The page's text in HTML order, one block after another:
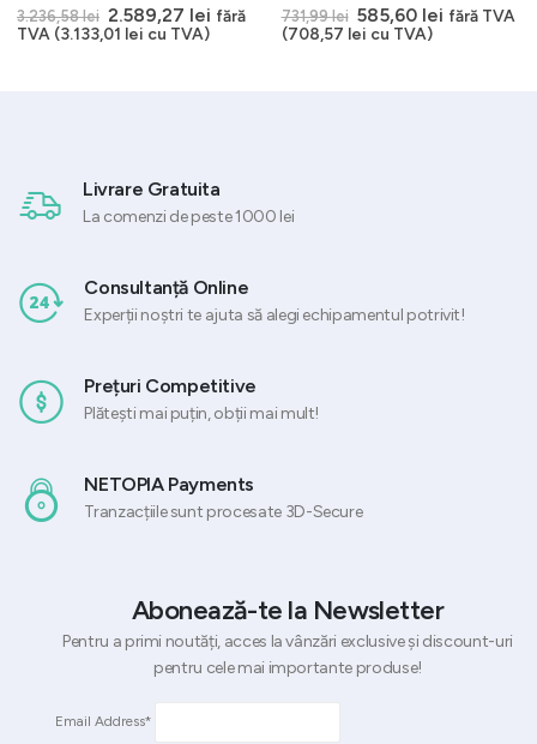
0 out of 5
3.236,58lei Prețul
inițial
2.589,27 leiPrețul
curent
fără
TVA (3.133,01 lei cu TVA)
0out of 5
731,99lei Prețul
inițial
585,60 lei Prețul
fără TVA
(708,57 lei cu TVA)
Livrare Gratuita
La comenzi de peste 1000 lei
Consultanță Online
Experții noștri te ajuta să alegi echipamentul potrivit!
Prețuri Competitive
Plătești mai puțin, obții mai mult!
NETOPIA Payments
Tranzacțiile sunt procesate 3D-Secure
Abonează-te la Newsletter
Pentru a primi noutăți, acces la vânzări exclusive și discount-uri
pentru cele mai importante produse!
Email Address*